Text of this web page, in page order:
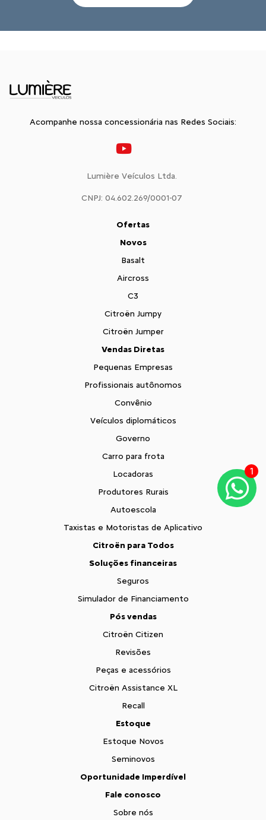
Acompanhe nossa concessionária nas Redes Sociais:
Lumière Veículos Ltda.
CNPJ: 04.602.269/0001-07
Ofertas
Novos
Basalt
Aircross
C3
Citroën Jumpy
Citroën Jumper
Vendas Diretas
Pequenas Empresas
Profissionais autônomos
Convênio
Veículos diplomáticos
Governo
Carro para frota
Locadoras
Produtores Rurais
Autoescola
Taxistas e Motoristas de Aplicativo
Citroën para Todos
Soluções financeiras
Seguros
Simulador de Financiamento
Pós vendas
Citroën Citizen
Revisões
Peças e acessórios
Citroën Assistance XL
Recall
Estoque
Estoque Novos
Seminovos
Oportunidade Imperdível
Fale conosco
Sobre nós
1